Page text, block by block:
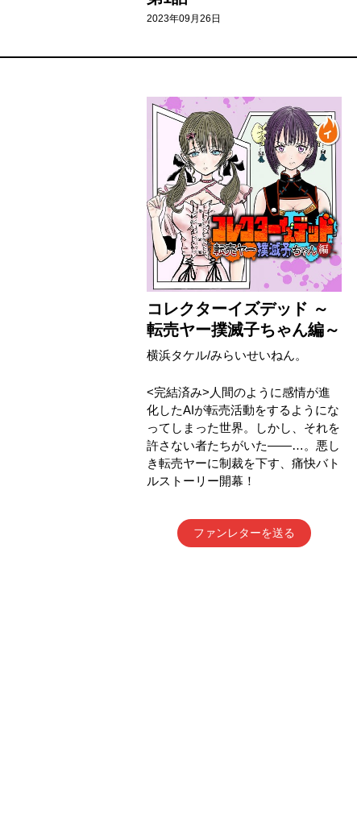
2023年09月26日
コレクターイズデッド ～
転売ヤー撲滅子ちゃん編～
横浜タケル/みらいせいねん。
<完結済み>人間のように感情が進
化したAIが転売活動をするようにな
ってしまった世界。しかし、それを
許さない者たちがいた――…。悪し
き転売ヤーに制裁を下す、痛快バト
ルストーリー開幕！
ファンレターを送る